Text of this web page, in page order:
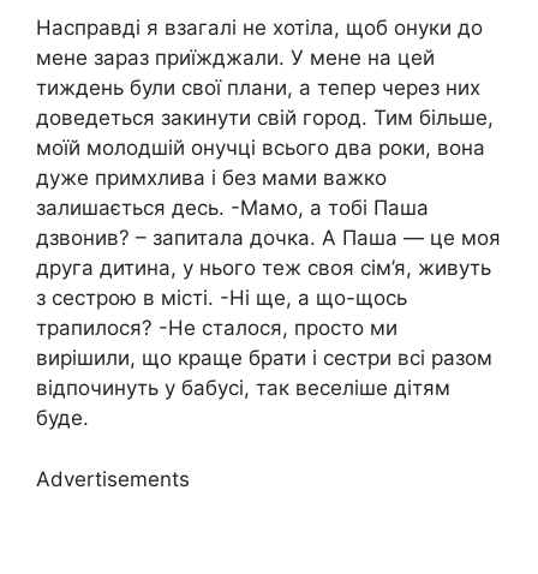
Насправді я взагалі не хотіла, щоб онуки до
мене зараз приїжджали. У мене на цей
тиждень були свої плани, а тепер через них
доведеться закинути свій город. Тим більше,
моїй молодшій онучці всього два роки, вона
дуже примхлива і без мами важко
залишається десь. -Мамо, а тобі Паша
дзвонив? – запитала дочка. А Паша — це моя
друга дитина, у нього теж своя сім’я, живуть
з сестрою в місті. -Ні ще, а що-щось
трапилося? -Не сталося, просто ми
вирішили, що краще брати і сестри всі разом
відпочинуть у бабусі, так веселіше дітям
буде.
Advertisements